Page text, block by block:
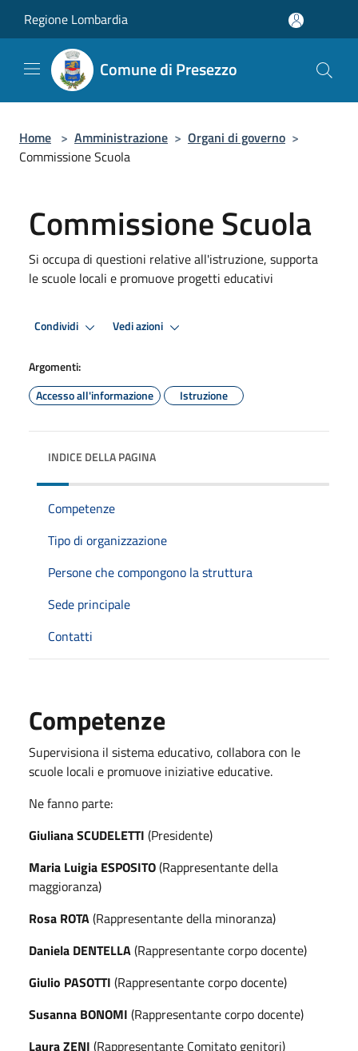
Regione Lombardia
Comune di Presezzo
Home > Amministrazione > Organi di governo >
Commissione Scuola
Commissione Scuola
Si occupa di questioni relative all'istruzione, supporta
le scuole locali e promuove progetti educativi
Condividi Vedi azioni
Argomenti:
Accesso all'informazione
Istruzione
INDICE DELLA PAGINA
Competenze
Tipo di organizzazione
Persone che compongono la struttura
Sede principale
Contatti
Competenze
Supervisiona il sistema educativo, collabora con le
scuole locali e promuove iniziative educative.
Ne fanno parte:
Giuliana SCUDELETTI (Presidente)
Maria Luigia ESPOSITO(Rappresentante della
maggioranza)
Rosa ROTA(Rappresentante della minoranza)
Daniela DENTELLA(Rappresentante corpo docente)
Giulio PASOTTI (Rappresentante corpo docente)
Susanna BONOMI (Rappresentante corpo docente)
Laura ZENI (Rappresentante Comitato genitori)